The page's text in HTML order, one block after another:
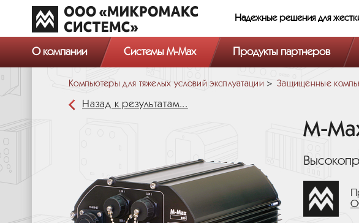
Надежные решения для
О компании Системы M-Max Продукты партнеров
Компьютеры для тяжелых условий эксплуатации Защищенные
Назад к результатам...
M-